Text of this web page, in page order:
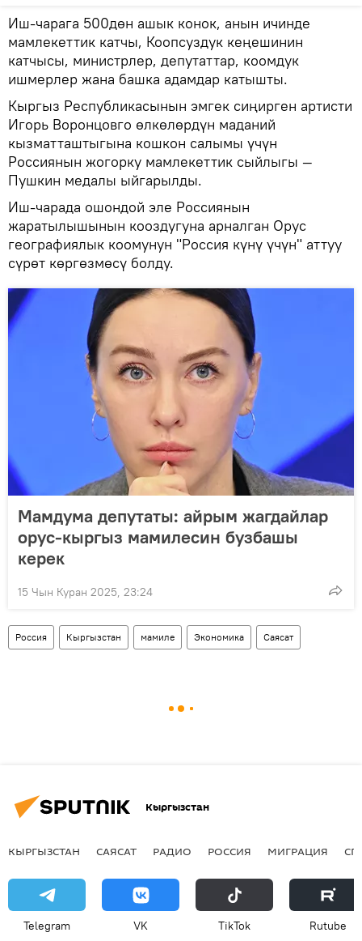
Иш-чарага 500дөн ашык конок, анын ичинде
мамлекеттик катчы, Коопсуздук кеңешинин
катчысы, министрлер, депутаттар, коомдук
ишмерлер жана башка адамдар катышты.
Кыргыз Республикасынын эмгек сиңирген артисти
Игорь Воронцовго өлкөлөрдүн маданий
кызматташтыгына кошкон салымы үчүн
Россиянын жогорку мамлекеттик сыйлыгы —
Пушкин медалы ыйгарылды.
Иш-чарада ошондой эле Россиянын
жаратылышынын кооздугуна арналган Орус
географиялык коомунун "Россия күнү үчүн" аттуу
сүрөт көргөзмөсү болду.
Мамдума депутаты: айрым жагдайлар
орус-кыргыз мамилесин бузбашы
керек
15 Чын Куран 2025, 23:24
Россия Кыргызстан мамиле Экономика Саясат
Кыргызстан
КЫРГЫЗСТАН САЯСАТ РАДИО РОССИЯ МИГРАЦИЯ
Telegram VK ТikТоk Rutube